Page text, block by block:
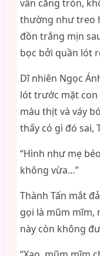
vẫn căng tròn,
thường như treo
đồn trắng mịn
bọc bởi quần lót
Dĩ nhiên Ngọc
lót trước mặt con
màu thịt và váy
thấy có gì đó sai,
“Hình như mẹ
không vừa…”
Thành Tấn mắt
gọi là mũm mĩm,
này còn không